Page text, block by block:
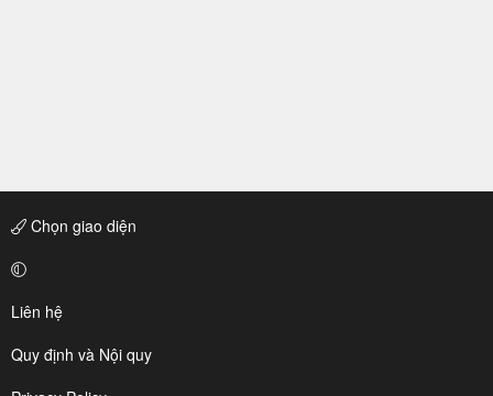
Chọn giao diện
Liên hệ
Quy định và Nội quy